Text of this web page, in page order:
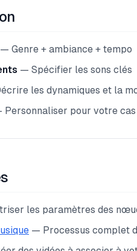
— Genre + ambiance + tempo
— Spécifier les sons clés
les dynamiques et la
Personnaliser pour votre cas
les paramètres des
— Processus complet